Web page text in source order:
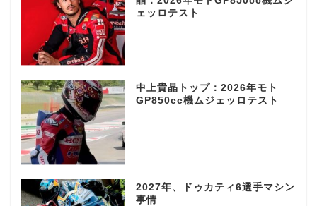
ェッロテスト
中上貴晶トップ：2026年モト
GP850cc機ムジェッロテスト
2027年、ドゥカティ6選手マシン
事情